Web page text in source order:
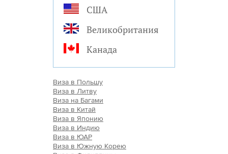
США
Великобритания
Канада
Виза в Польшу
Виза в Литву
Виза на Багами
Виза в Китай
Виза в Японию
Виза в Индию
Виза в ЮАР
Виза в Южную Корею